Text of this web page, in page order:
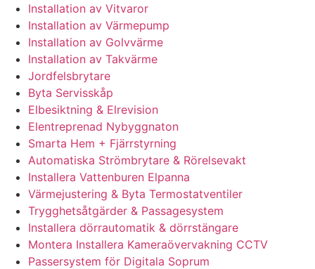
Installation av Vitvaror
Installation av Värmepump
Installation av Golvvärme
Installation av Takvärme
Jordfelsbrytare
Byta Servisskåp
Elbesiktning & Elrevision
Elentreprenad Nybyggnaton
Smarta Hem + Fjärrstyrning
Automatiska Strömbrytare & Rörelsevakt
Installera Vattenburen Elpanna
Värmejustering & Byta Termostatventiler
Trygghetsåtgärder & Passagesystem
Installera dörrautomatik & dörrstängare
Montera Installera Kameraövervakning CCTV
Passersystem för Digitala Soprum